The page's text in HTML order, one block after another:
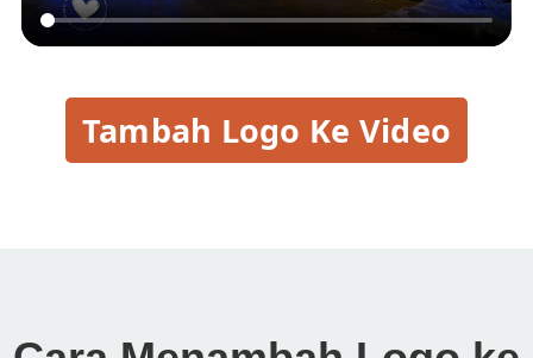
Tambah Logo Ke Video